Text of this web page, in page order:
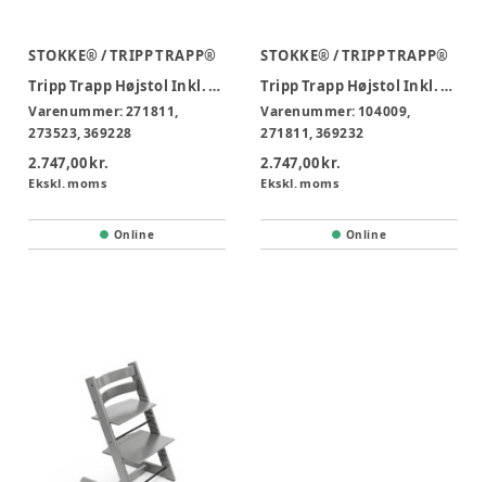
STOKKE® / TRIPP TRAPP®
Tripp Trapp Højstol Inkl. Babyset og Tray, Natural/White
Varenummer:271811,
273523, 369228
2.747,00 kr.
Ekskl. moms
Online
STOKKE® / TRIPP TRAPP®
Tripp Trapp Højstol Inkl. Babyset og Tray, White/White
Varenummer: 104009,
271811, 369232
2.747,00 kr.
Ekskl. moms
Online